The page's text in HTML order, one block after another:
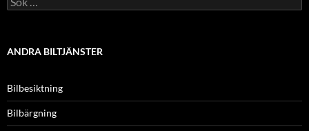
efter:
ANDRA BILTJÄNSTER
Bilbesiktning
Bilbärgning